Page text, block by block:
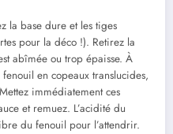
la base dure et les tiges
pour la déco !). Retirez la
abîmée ou trop épaisse. À
en copeaux translucides,
immédiatement ces
et remuez. L’acidité du
du fenouil pour l’attendrir.